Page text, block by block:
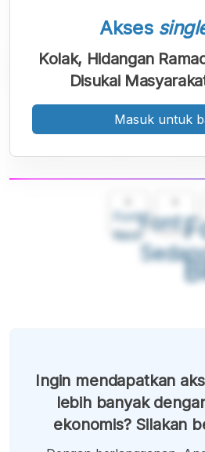
Font
Kecil
Font
Akses
Kolak, Hidangan
Disukai
Masuk untuk
Ingin mendapatkan
lebih banyak
ekonomis? Silakan